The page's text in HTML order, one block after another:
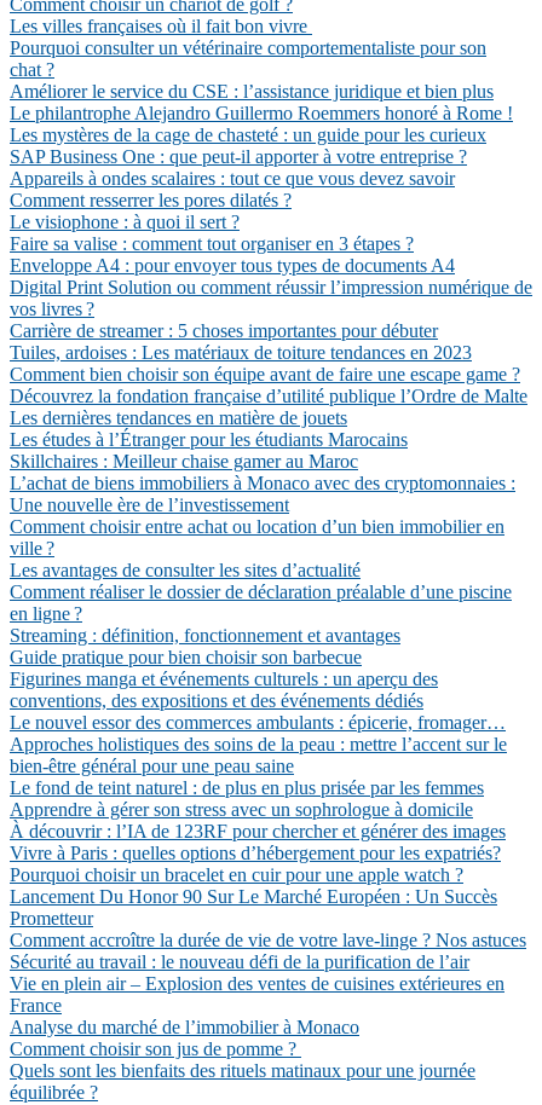
Comment choisir un chariot de golf ?
Les villes françaises où il fait bon vivre
Pourquoi consulter un vétérinaire comportementaliste pour son
chat ?
Améliorer le service du CSE : l’assistance juridique et bien plus
Le philantrophe Alejandro Guillermo Roemmers honoré à Rome !
Les mystères de la cage de chasteté : un guide pour les curieux
SAP Business One : que peut-il apporter à votre entreprise ?
Appareils à ondes scalaires : tout ce que vous devez savoir
Comment resserrer les pores dilatés ?
Le visiophone : à quoi il sert ?
Faire sa valise : comment tout organiser en 3 étapes ?
Enveloppe A4 : pour envoyer tous types de documents A4
Digital Print Solution ou comment réussir l’impression numérique de
vos livres ?
Carrière de streamer : 5 choses importantes pour débuter
Tuiles, ardoises : Les matériaux de toiture tendances en 2023
Comment bien choisir son équipe avant de faire une escape game ?
Découvrez la fondation française d’utilité publique l’Ordre de Malte
Les dernières tendances en matière de jouets
Les études à l’Étranger pour les étudiants Marocains
Skillchaires : Meilleur chaise gamer au Maroc
L’achat de biens immobiliers à Monaco avec des cryptomonnaies :
Une nouvelle ère de l’investissement
Comment choisir entre achat ou location d’un bien immobilier en
ville ?
Les avantages de consulter les sites d’actualité
Comment réaliser le dossier de déclaration préalable d’une piscine
en ligne ?
Streaming : définition, fonctionnement et avantages
Guide pratique pour bien choisir son barbecue
Figurines manga et événements culturels : un aperçu des
conventions, des expositions et des événements dédiés
Le nouvel essor des commerces ambulants : épicerie, fromager…
Approches holistiques des soins de la peau : mettre l’accent sur le
bien-être général pour une peau saine
Le fond de teint naturel : de plus en plus prisée par les femmes
Apprendre à gérer son stress avec un sophrologue à domicile
À découvrir : l’IA de 123RF pour chercher et générer des images
Vivre à Paris : quelles options d’hébergement pour les expatriés?
Pourquoi choisir un bracelet en cuir pour une apple watch ?
Lancement Du Honor 90 Sur Le Marché Européen : Un Succès
Prometteur
Comment accroître la durée de vie de votre lave-linge ? Nos astuces
Sécurité au travail : le nouveau défi de la purification de l’air
Vie en plein air – Explosion des ventes de cuisines extérieures en
France
Analyse du marché de l’immobilier à Monaco
Comment choisir son jus de pomme ?
Quels sont les bienfaits des rituels matinaux pour une journée
équilibrée ?